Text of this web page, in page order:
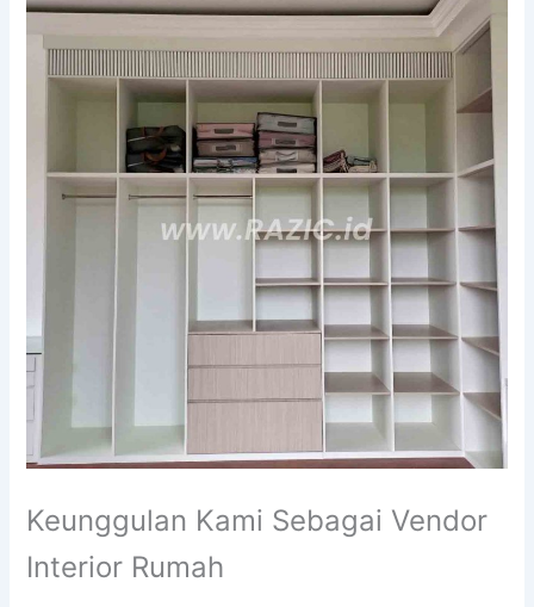
Keunggulan Kami Sebagai Vendor
Interior Rumah